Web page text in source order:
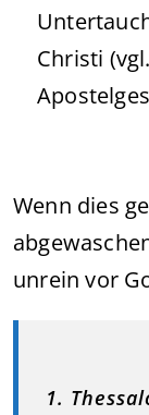
Christi
Wenn dies
unrein vor
1.